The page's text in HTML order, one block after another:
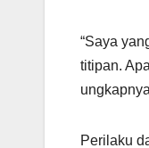
“Saya
titipan.
Perilaku